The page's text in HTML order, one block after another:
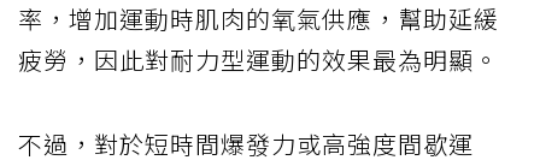
率，增加運動時肌肉的氧氣供應，幫助延緩
疲勞，因此對耐力型運動的效果最為明顯。
不過，對於短時間爆發力或高強度間歇運